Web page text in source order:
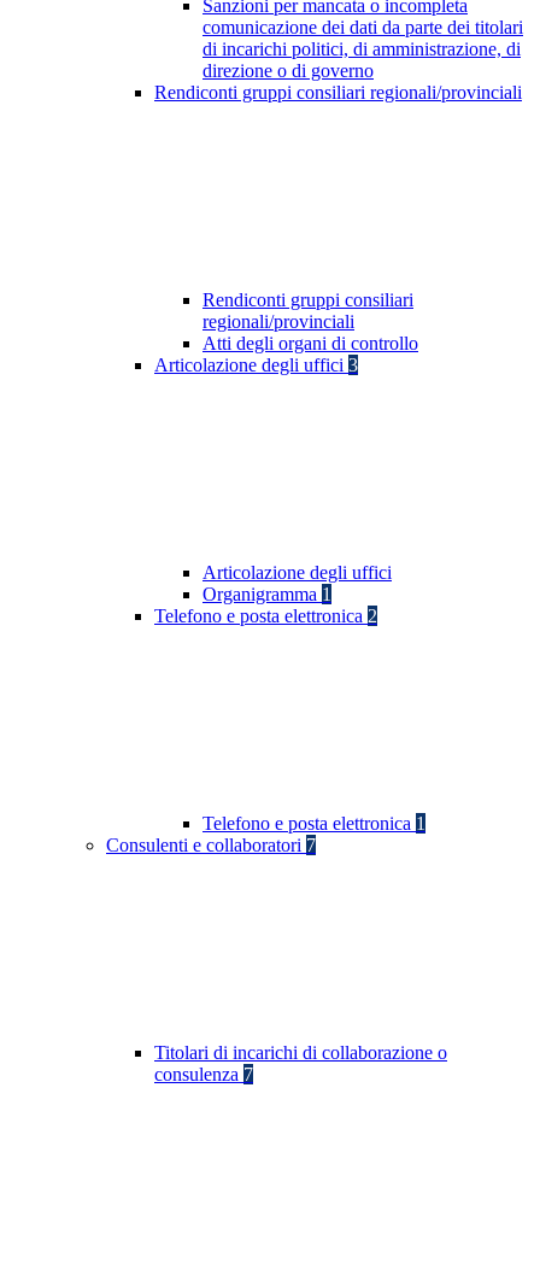
Sanzioni per mancata o incompleta
comunicazione dei dati da parte dei titolari
di incarichi politici, di amministrazione, di
direzione o di governo
Rendiconti gruppi consiliari regionali/provinciali
Rendiconti gruppi consiliari
regionali/provinciali
Atti degli organi di controllo
Articolazione degli uffici 3
Articolazione degli uffici
Organigramma 1
Telefono e posta elettronica 2
Telefono e posta elettronica 1
Consulenti e collaboratori 7
Titolari di incarichi di collaborazione o
consulenza 7